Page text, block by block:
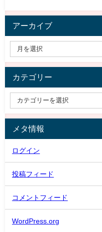
アーカイブ
カテゴリー
メタ情報
ログイン
投稿フィード
コメントフィード
WordPress.org